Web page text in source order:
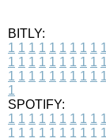
BITLY:
1 1 1 1 1 1 1 1 1 1
1 1 1 1 1 1 1 1 1 1
1 1 1 1 1 1 1 1 1 1
1
SPOTIFY:
1 1 1 1 1 1 1 1 1 1
1 1 1 1 1 1 1 1 1 1